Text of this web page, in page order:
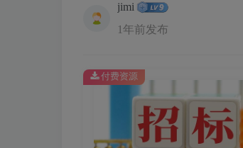
jimi
1年前发布
付费资源